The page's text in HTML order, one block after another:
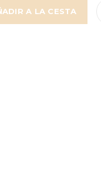
A LA CESTA